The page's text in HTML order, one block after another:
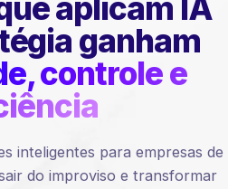
aplicam IA
ganham
controle e
inteligentes para empresas de
do improviso e transformar